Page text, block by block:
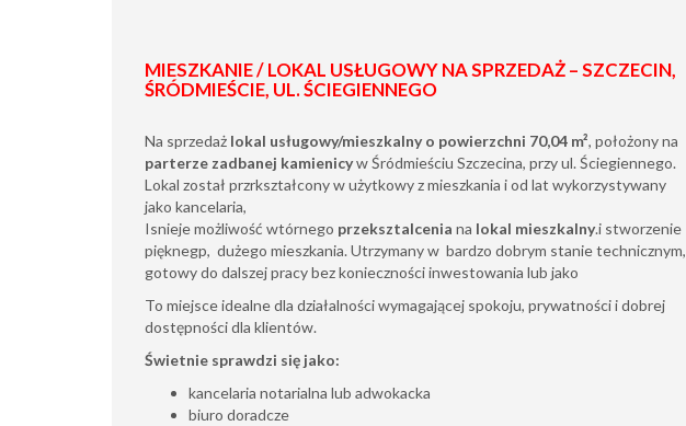
MIESZKANIE / LOKAL USŁUGOWY NA SPRZEDAŻ – SZCZECIN,
ŚRÓDMIEŚCIE, UL. ŚCIEGIENNEGO
Na sprzedaż lokal usługowy/mieszkalny o powierzchni 70,04 m², położony na
parterze zadbanej kamienicyw Śródmieściu Szczecina, przy ul. Ściegiennego.
Lokal został przrkształcony w użytkowy z mieszkania i od lat wykorzystywany
jako kancelaria,
Isnieje możliwość wtórnego przeksztalcenia na lokal mieszkalny.i stworzenie
pięknegp, dużego mieszkania. Utrzymany w bardzo dobrym stanie technicznym,
gotowy do dalszej pracy bez konieczności inwestowania lub jako
To miejsce idealne dla działalności wymagającej spokoju, prywatności i dobrej
dostępności dla klientów.
Świetnie sprawdzi się jako:
kancelaria notarialna lub adwokacka
biuro doradcze